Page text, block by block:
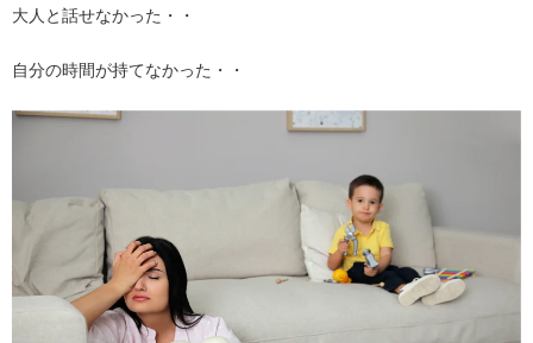
大人と話せなかった・・
自分の時間が持てなかった・・